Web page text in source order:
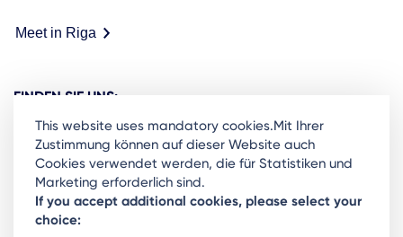
Meet in Riga
FINDEN SIE UNS:
Ready to stay in the loop on Rigas business
community? Subscribe to our newsletter.
This website uses mandatory cookies.Mit Ihrer
Zustimmung können auf dieser Website auch
Cookies verwendet werden, die für Statistiken und
Marketing erforderlich sind.
If you accept additional cookies, please select your
choice: